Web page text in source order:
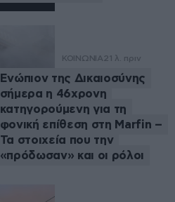
ΚΟΙΝΩΝΙΑ 21 λ. πριν
Ενώπιον της Δικαιοσύνης
σήμερα η 46χρονη
κατηγορούμενη για τη
φονική επίθεση στη Marfin –
Τα στοιχεία που την
«πρόδωσαν» και οι ρόλοι